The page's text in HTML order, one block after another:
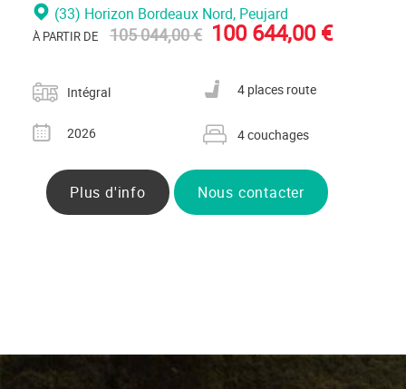
(33) Horizon Bordeaux Nord, Peujard
À PARTIR DE 105 044,00 € 100 644,00 €
Catégorie
Intégral
Nombre de places carte grise
4 places route
Année
2026
Nombre de couchages
4 couchages
Plus d'info Nous contacter